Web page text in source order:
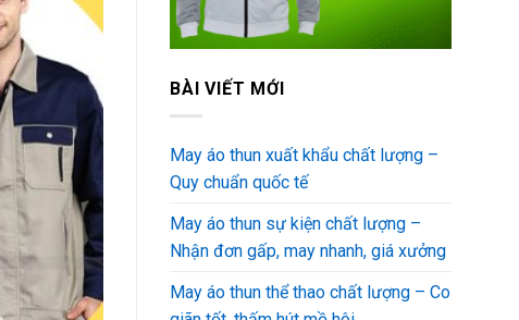
BÀI VIẾT MỚI
May áo thun xuất khẩu chất lượng –
Quy chuẩn quốc tế
May áo thun sự kiện chất lượng –
Nhận đơn gấp, may nhanh, giá xưởng
May áo thun thể thao chất lượng – Co